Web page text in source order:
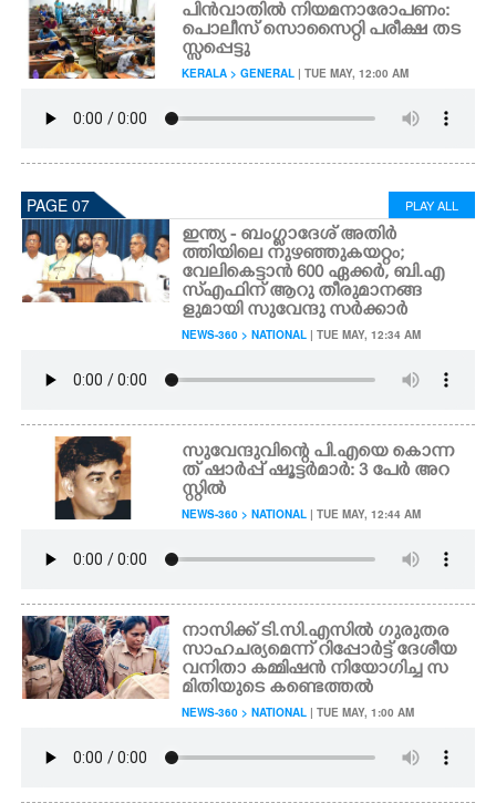
പിൻവാതിൽ നിയമനാരോപണം:
പൊലീസ് സൊസൈറ്റി പരീക്ഷ തട
സ്സപ്പെട്ടു
KERALA > GENERAL | TUE MAY, 12:00 AM
PAGE 07 PLAY ALL
ഇന്ത്യ - ബംഗ്ലാദേശ് അതിർ
ത്തിയിലെ നുഴഞ്ഞുകയറ്റം;
വേലികെട്ടാൻ 600 ഏക്കർ, ബി.എ​
സ്എ​ഫി​ന് ആറു തീരുമാനങ്ങ
ളുമായി സുവേന്ദു സർക്കാർ
NEWS-360 > NATIONAL | TUE MAY, 12:34 AM
സുവേന്ദുവിന്റെ പി.എയെ കൊന്ന
ത് ഷാർപ്പ് ഷൂട്ടർമാർ: 3 പേർ അറ
സ്റ്റിൽ
NEWS-360 > NATIONAL | TUE MAY, 12:44 AM
നാസിക്ക് ടി.സി.എസിൽ ഗുരുതര
സാഹചര്യമെന്ന് റിപ്പോർട്ട് ദേശീയ
വനിതാ കമ്മിഷൻ നിയോഗിച്ച സ
മിതിയുടെ കണ്ടെത്തൽ
NEWS-360 > NATIONAL | TUE MAY, 1:00 AM